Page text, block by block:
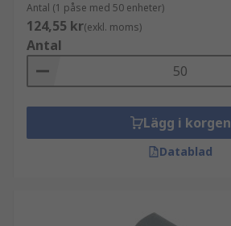
Antal (1 påse med 50 enheter)
124,55 kr(exkl. moms)
Antal
Lägg i korgen
Datablad